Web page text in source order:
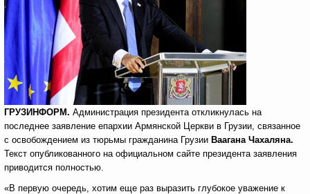
ГРУЗИНФОРМ. Администрация президента откликнулась на
последнее заявление епархии Армянской Церкви в Грузии, связанное
с освобождением из тюрьмы гражданина Грузии Ваагана Чахаляна.
Текст опубликованного на официальном сайте президента заявления
приводится полностью.
«В первую очередь, хотим еще раз выразить глубокое уважение к